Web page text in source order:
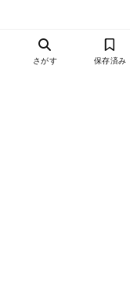
さがす 保存済み